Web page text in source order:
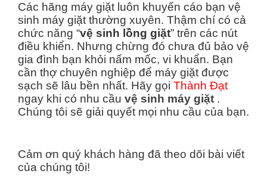
Các hãng máy giặt luôn khuyến cáo bạn vệ
sinh máy giặt thường xuyên. Thậm chí có cả
chức năng “vệ sinh lồng giặt” trên các nút
điều khiển. Nhưng chừng đó chưa đủ bảo vệ
gia đình bạn khỏi nấm mốc, vi khuẩn. Bạn
cần thợ chuyên nghiệp để máy giặt được
sạch sẽ lâu bền nhất. Hãy gọi Thành Đạt
ngay khi có nhu cầu vệ sinh máy giặt .
Chúng tôi sẽ giải quyết mọi nhu cầu của bạn.
Cảm ơn quý khách hàng đã theo dõi bài viết
của chúng tôi!